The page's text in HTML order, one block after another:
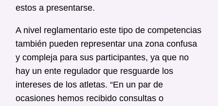
estos a presentarse.
A nivel reglamentario este tipo de competencias
también pueden representar una zona confusa
y compleja para sus participantes, ya que no
hay un ente regulador que resguarde los
intereses de los atletas. “En un par de
ocasiones hemos recibido consultas o